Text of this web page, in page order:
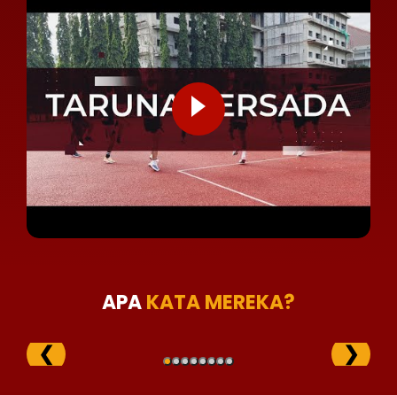
APAKATA MEREKA?
❮ ❯